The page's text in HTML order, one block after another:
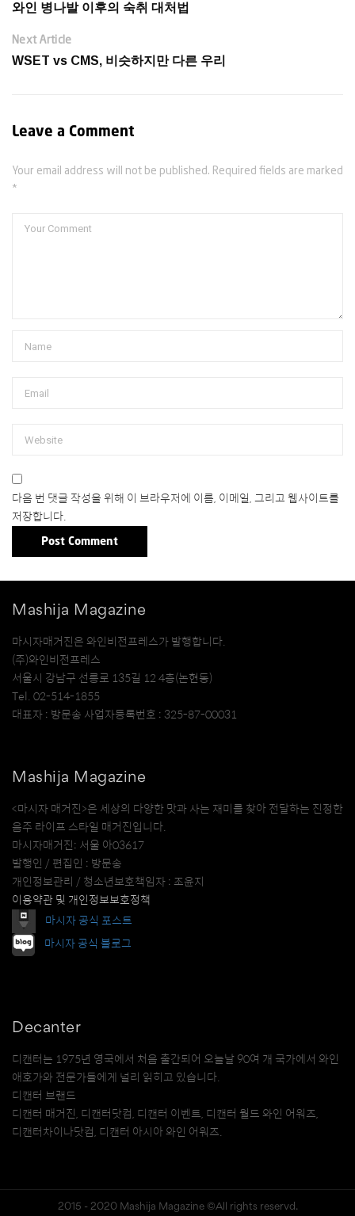
와인 병나발 이후의 숙취 대처법
Next Article
WSET vs CMS, 비슷하지만 다른 우리
Leave a Comment
Your email address will not be published. Required fields are marked
*
다음 번 댓글 작성을 위해 이 브라우저에 이름, 이메일, 그리고 웹사이트를
저장합니다.
Mashija Magazine
마시자매거진은 와인비전프레스가 발행합니다.
(주)와인비전프레스
서울시 강남구 선릉로 135길 12 4층(논현동)
Tel. 02-514-1855
대표자 : 방문송 사업자등록번호 : 325-87-00031
Mashija Magazine
<마시자 매거진>은 세상의 다양한 맛과 사는 재미를 찾아 전달하는 진정한
음주 라이프 스타일 매거진입니다.
마시자매거진: 서울 아03617
발행인 / 편집인 : 방문송
개인정보관리 / 청소년보호책임자 : 조윤지
이용약관 및 개인정보보호정책
마시자 공식 포스트
마시자 공식 블로그
Decanter
디캔터는 1975년 영국에서 처음 출간되어 오늘날 90여 개 국가에서 와인
애호가와 전문가들에게 널리 읽히고 있습니다.
디캔터 브랜드
디캔터 매거진, 디캔터닷컴, 디캔터 이벤트, 디캔터 월드 와인 어워즈,
디캔터차이나닷컴, 디캔터 아시아 와인 어워즈.
2015 - 2020 Mashija Magazine ©All rights reservd.